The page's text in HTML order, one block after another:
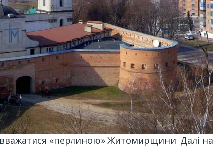
вважатися «перлиною» Житомирщини. Далі на